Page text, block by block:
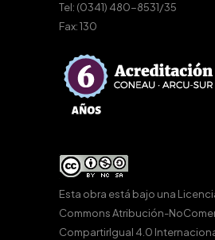
Tel: (0341) 480-8531/35
Fax: 130
Esta obra está bajo una
Commons Atribución-
CompartirIgual 4.0